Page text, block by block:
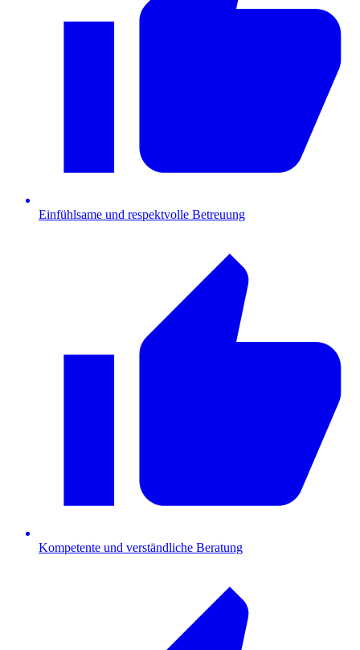
Einfühlsame und respektvolle Betreuung
Kompetente und verständliche Beratung